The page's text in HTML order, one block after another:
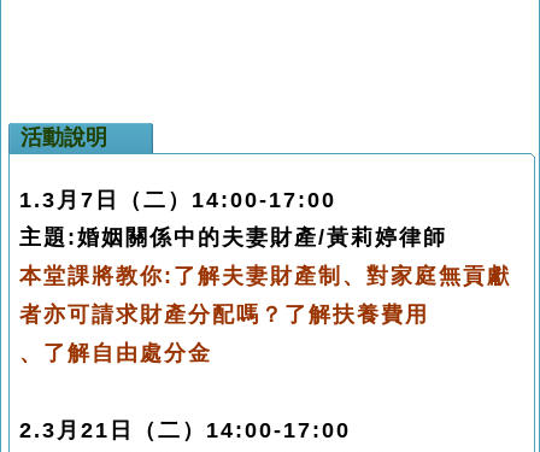
活動說明
1.3月7日
（二）14:00-17:00
主題:婚姻關係中的夫妻財產/黃莉婷律師
本堂課將教你: 了解夫妻財產制、對家庭無貢獻
者亦可請求財產分配嗎？ 了解扶養費用
、了解自由處分金
2.3月21日 （二） 14:00-17:00